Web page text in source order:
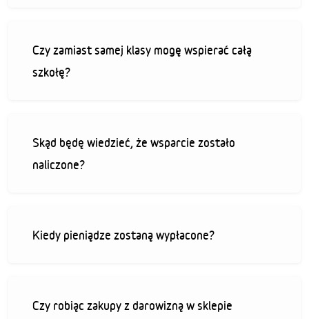
Czy zamiast samej klasy mogę wspierać całą
szkołę?
Skąd będę wiedzieć, że wsparcie zostało
naliczone?
Kiedy pieniądze zostaną wypłacone?
Czy robiąc zakupy z darowizną w sklepie